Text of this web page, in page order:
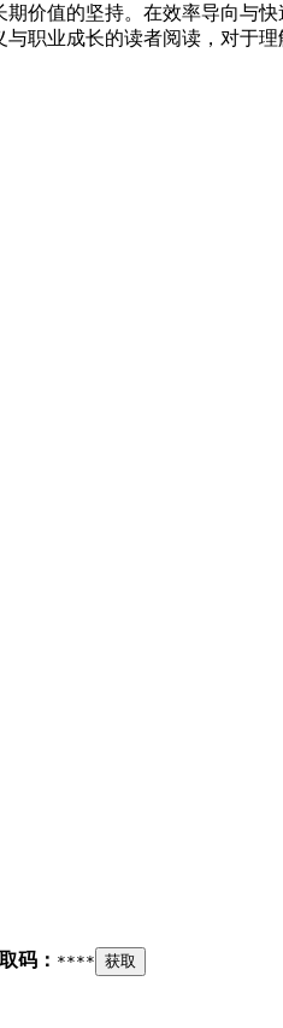
价值的坚持。在效率导向与
职业成长的读者阅读，对于
码： **** 获取